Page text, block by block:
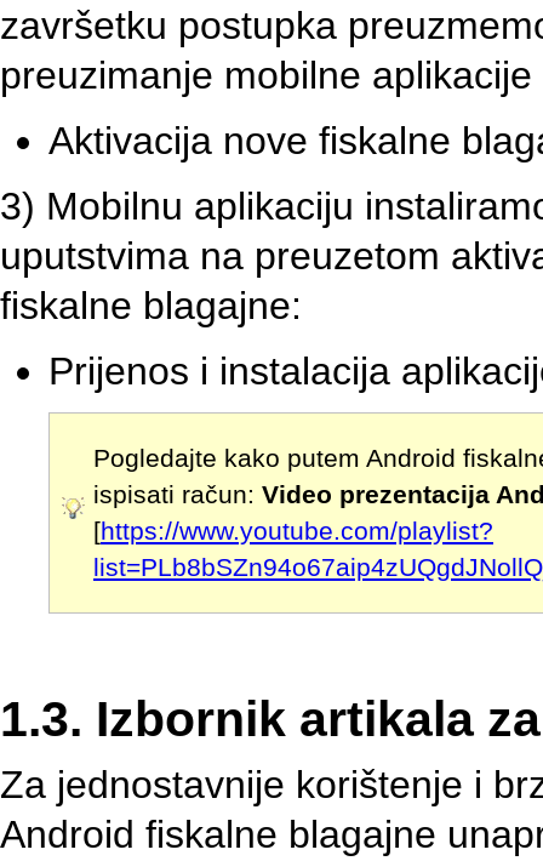
završetku postupka
preuzimanje mobilne
Aktivacija nove fiskalne
3) Mobilnu aplikaciju
uputstvima na preuzetom
fiskalne blagajne:
Prijenos i instalacija
Pogledajte kako putem Android
ispisati račun: Video prezentacija
[https://www.youtube.com/playlist?
1.3. Izbornik artikala
Za jednostavnije korištenje i
Android fiskalne blagajne